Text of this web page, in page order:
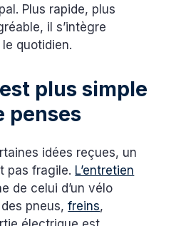
Plus rapide, plus
il s’intègre
quotidien.
plus simple
penses
idées reçues, un
pas fragile. L’entretien
de celui d’un vélo
des pneus,freins,